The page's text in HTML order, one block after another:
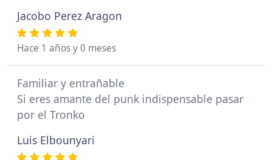
Jacobo Perez Aragon
Hace 1 años y 0 meses
Familiar y entrañable
Si eres amante del punk indispensable pasar
por el Tronko
Luis Elbounyari